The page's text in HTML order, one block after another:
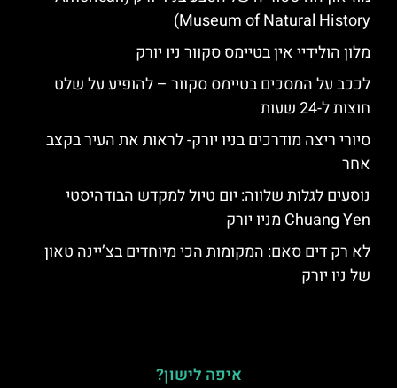
Museum of Natural History)
מלון הולידיי אין בטיימס סקוור ניו יורק
לככב על המסכים בטיימס סקוור – להופיע על שלט
חוצות ל-24 שעות
סיורי ריצה מודרכים בניו יורק- לראות את העיר בקצב
אחר
נוסעים לגלות שלווה: יום טיול למקדש הבודהיסטי
Chuang Yen מניו יורק
לא רק דים סאם: המקומות הכי מיוחדים בצ’יינה טאון
של ניו יורק
איפה לישון?